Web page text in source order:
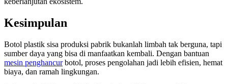
Kesimpulan
Botol plastik sisa produksi pabrik bukanlah limbah tak berguna, tapi
sumber daya yang bisa di manfaatkan kembali. Dengan bantuan
mesin penghancurbotol, proses pengolahan jadi lebih efisien, hemat
biaya, dan ramah lingkungan.